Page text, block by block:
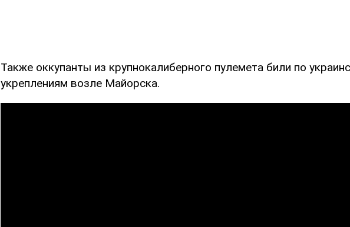
Также оккупанты из крупнокалиберного пулемета били по
укреплениям возле Майорска.